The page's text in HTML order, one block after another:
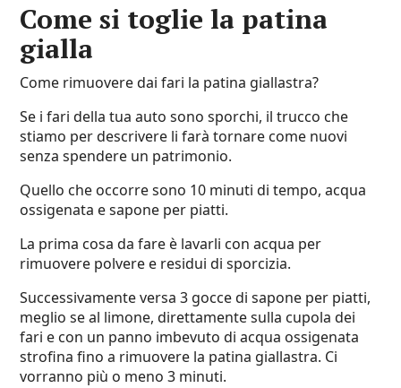
Come si toglie la patina
gialla
Come rimuovere dai fari la patina giallastra?
Se i fari della tua auto sono sporchi, il trucco che
stiamo per descrivere li farà tornare come nuovi
senza spendere un patrimonio.
Quello che occorre sono 10 minuti di tempo, acqua
ossigenata e sapone per piatti.
La prima cosa da fare è lavarli con acqua per
rimuovere polvere e residui di sporcizia.
Successivamente versa 3 gocce di sapone per piatti,
meglio se al limone, direttamente sulla cupola dei
fari e con un panno imbevuto di acqua ossigenata
strofina fino a rimuovere la patina giallastra. Ci
vorranno più o meno 3 minuti.